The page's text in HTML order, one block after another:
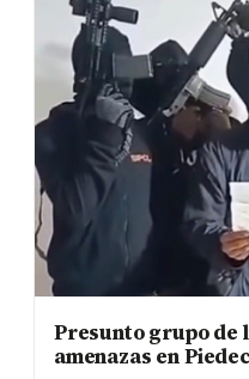
Presunto grupo de
amenazas en